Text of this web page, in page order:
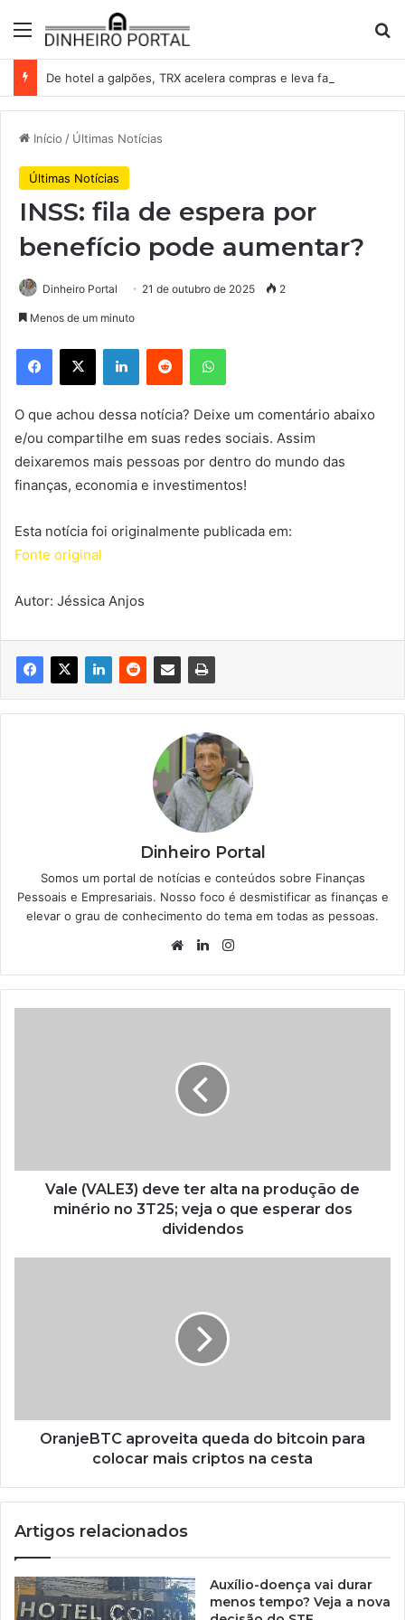
Menu
Início / Últimas Notícias
Últimas Notícias
INSS: fila de espera por
benefício pode aumentar?
Dinheiro Portal 21 de outubro de 2025 2
Menos de um minuto
Facebook
X LinkedinReddit WhatsApp
O que achou dessa notícia? Deixe um comentário abaixo
e/ou compartilhe em suas redes sociais. Assim
deixaremos mais pessoas por dentro do mundo das
finanças, economia e investimentos!
Esta notícia foi originalmente publicada em:
Fonte original
Autor: Jéssica Anjos
Dinheiro Portal
Somos um portal de notícias e conteúdos sobre Finanças
Pessoais e Empresariais. Nosso foco é desmistificar as finanças e
elevar o grau de conhecimento do tema em todas as pessoas.
WebsiteLinkedin
Vale (VALE3) deve ter alta na produção de
minério no 3T25; veja o que esperar dos
dividendos
OranjeBTC aproveita queda do bitcoin para
colocar mais criptos na cesta
Artigos relacionados
Auxílio-doença vai durar
menos tempo? Veja a nova